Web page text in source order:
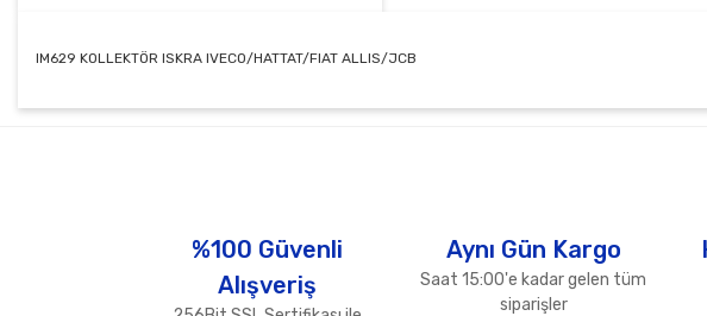
IM629 KOLLEKTÖR ISKRA IVECO/HATTAT/FIAT ALLIS/JCB
Ürün fiyatı diğer sitelerden daha pahalı.
%100 Güvenli
Alışveriş
Aynı Gün Kargo
Saat 15:00'e kadar gelen tüm
siparişler